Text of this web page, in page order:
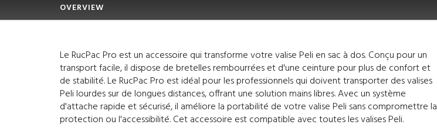
OVERVIEW
Le RucPac Pro est un accessoire qui transforme votre valise Peli en sac à dos. Conçu pour un
transport facile, il dispose de bretelles rembourrées et d'une ceinture pour plus de confort et
de stabilité. Le RucPac Pro est idéal pour les professionnels qui doivent transporter des valises
Peli lourdes sur de longues distances, offrant une solution mains libres. Avec un système
d'attache rapide et sécurisé, il améliore la portabilité de votre valise Peli sans compromettre la
protection ou l'accessibilité. Cet accessoire est compatible avec toutes les valises Peli.